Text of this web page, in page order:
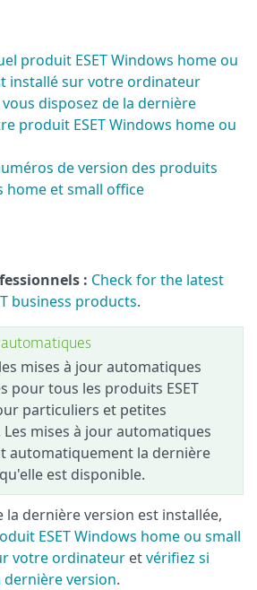
produit ESET Windows home ou
installé sur votre ordinateur
disposez de la dernière
produit ESET Windows home ou
de version des produits
home et small office
: Check for the latest
business products.
mises à jour automatiques
pour tous les produits ESET
particuliers et petites
mises à jour automatiques
automatiquement la dernière
est disponible.
dernière version est installée,
ESET Windows home ou small
votre ordinateur etvérifiez si
dernière version.